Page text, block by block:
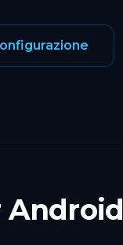
Android